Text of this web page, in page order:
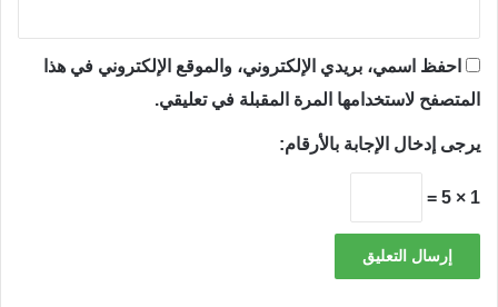
احفظ اسمي، بريدي الإلكتروني، والموقع الإلكتروني في هذا
المتصفح لاستخدامها المرة المقبلة في تعليقي.
يرجى إدخال الإجابة بالأرقام:
1 × 5 =